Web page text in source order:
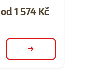
Cena
od 1 574 Kč
detail